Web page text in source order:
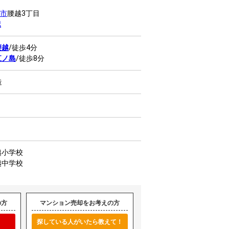
腰越3丁目
越/徒歩4分
ノ島/徒歩8分
学校
学校
マンション売却をお考えの方
探している人がいたら教えて！